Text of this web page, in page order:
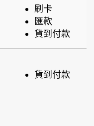
刷卡
匯款
貨到付款
貨到付款